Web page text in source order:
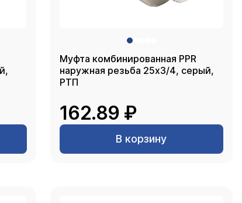
Муфта комбинированная PPR
наружная резьба 25х3/4, серый,
РТП
162.89 ₽
В корзину